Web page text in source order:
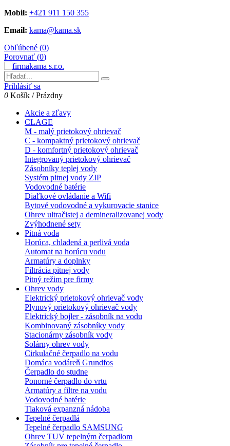
Mobil: +421 911 150 355
Email: kama@kama.sk
Obľúbené (0)
Porovnať (0)
Prihlásiť sa
0 Košík /Prázdny
Akcie a zľavy
CLAGE
M - malý prietokový ohrievač
C - kompaktný prietokový ohrievač
D - komfortný prietokový ohrievač
Integrovaný prietokový ohrievač
Zásobníky teplej vody
Systém pitnej vody ZIP
Vodovodné batérie
Diaľkové ovládanie a Wifi
Bytové vodovodné a vykurovacie stanice
Ohrev ultračistej a demineralizovanej vody
Zvýhodnené sety
Pitná voda
Horúca, chladená a perlivá voda
Automat na horúcu vodu
Armatúry a doplnky
Filtrácia pitnej vody
Pitný režim pre firmy
Ohrev vody
Elektrický prietokový ohrievač vody
Plynový prietokový ohrievač vody
Elektrický bojler - zásobník na vodu
Kombinovaný zásobníky vody
Stacionárny zásobník vody
Solárny ohrev vody
Cirkulačné čerpadlo na vodu
Domáca vodáreň Grundfos
Čerpadlo do studne
Ponorné čerpadlo do vrtu
Armatúry a filtre na vodu
Vodovodné batérie
Tlaková expanzná nádoba
Tepelné čerpadlá
Tepelné čerpadlo SAMSUNG
Ohrev TUV tepelným čerpadlom